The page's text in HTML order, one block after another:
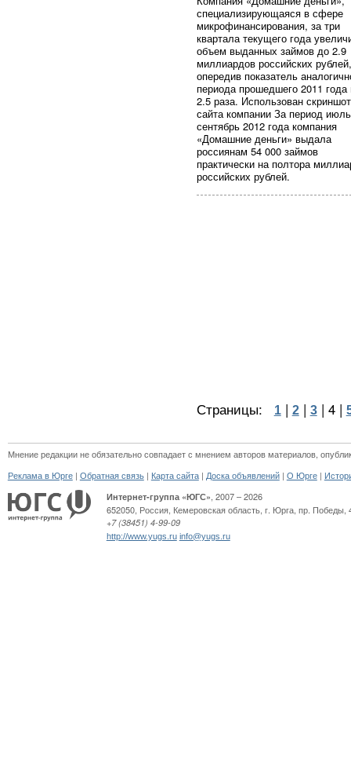
специализирующаяся в сфере
микрофинансирования, за три
квартала текущего года
объем выданных займов до 2.9
миллиардов российских рублей,
опередив показатель
периода прошедшего 2011 года
2.5 раза. Использован
сайта компании За период
сентябрь 2012 года компания
«Домашние деньги» выдала
россиянам 54 000 займов
практически на полтора
российских рублей.
Страницы: 1| 2| 3| 4|
Мнение редакции не обязательно совпадает с мнением авторов материалов,
Реклама в Юрге| Обратная связь| Карта сайта| Доска объявлений| О Юрге|
Интернет-группа «ЮГС» , 2007 – 2026
652050, Россия, Кемеровская область, г. Юрга, пр. Победы,
+7 (38451) 4-99-09
http://www.yugs.ru info@yugs.ru